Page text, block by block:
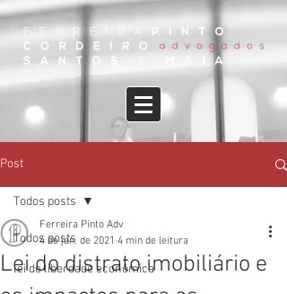
Post
Todos posts
lei de liberdade econômica
Todos posts
Lei do distrato imobiliário e
Ferreira Pinto Adv
4 de jan. de 2021 4 min de leitura